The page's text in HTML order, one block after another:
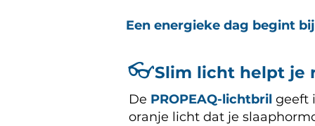
Een energieke dag begint
👓Slim licht helpt je
De PROPEAQ-lichtbril geeft
oranje licht dat je